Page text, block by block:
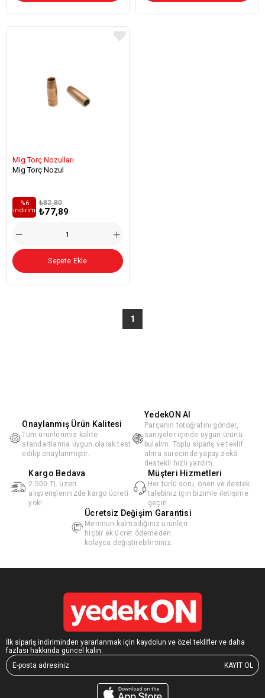
Mig Torç Nozulları
Mig Torç Nozul
₺77,89
₺82,80
%6
i̇ndirim
Sepete Ekle
1
Onaylanmış Ürün Kalitesi
Tüm ürünlerimiz kalite
standartlarına uygun olarak test
edilip onaylanmıştır.
YedekON AI
Parçanın fotoğrafını gönder,
saniyeler içinde uygun ürünü
bulalım. Toplu sipariş ve teklif
alma sürecinde yapay zekâ
destekli hızlı yardım.
Kargo Bedava
2.500 TL üzeri
alışverişlerinizde kargo ücreti
yok!
Müşteri Hizmetleri
Her türlü soru, öneri ve destek
talebiniz için bizimle iletişime
geçin.
Ücretsiz Değişim Garantisi
Memnun kalmadığınız ürünleri
hiçbir ek ücret ödemeden
kolayca değiştirebilirsiniz.
İlk sipariş indiriminden yararlanmak için kaydolun ve özel teklifler ve daha
fazlası hakkında güncel kalın.
KAYIT OL